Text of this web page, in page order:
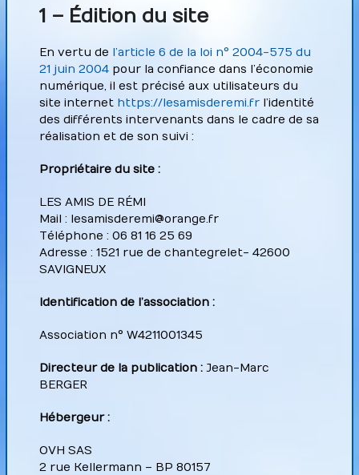
1 – Édition du site
En vertu de l’article 6 de la loi n° 2004-575 du
21 juin 2004 pour la confiance dans l’économie
numérique, il est précisé aux utilisateurs du
site internet https://lesamisderemi.fr l’identité
des différents intervenants dans le cadre de sa
réalisation et de son suivi :
Propriétaire du site :
LES AMIS DE RÉMI
Mail : lesamisderemi@orange.fr
Téléphone : 06 81 16 25 69
Adresse : 1521 rue de chantegrelet- 42600
SAVIGNEUX
Identification de l’association :
Association n° W4211001345
Directeur de la publication : Jean-Marc
BERGER
Hébergeur :
OVH SAS
2 rue Kellermann – BP 80157